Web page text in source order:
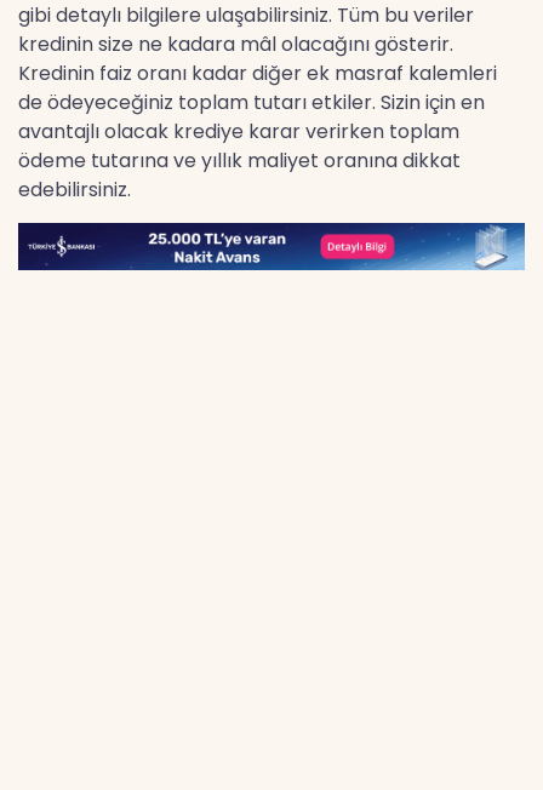
gibi detaylı bilgilere ulaşabilirsiniz. Tüm bu veriler
kredinin size ne kadara mâl olacağını gösterir.
Kredinin faiz oranı kadar diğer ek masraf kalemleri
de ödeyeceğiniz toplam tutarı etkiler. Sizin için en
avantajlı olacak krediye karar verirken toplam
ödeme tutarına ve yıllık maliyet oranına dikkat
edebilirsiniz.